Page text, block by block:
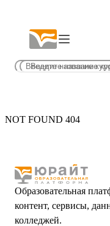
NOT FOUND 404
Образовательная
контент, сервисы,
колледжей.